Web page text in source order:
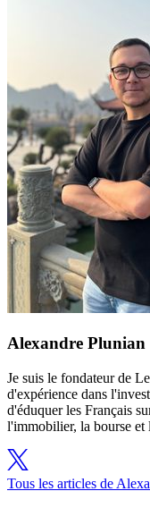
Alexandre Plunian
Je suis le fondateur de
d'expérience dans
d'éduquer les Français
l'immobilier, la bourse et
Tous les articles de